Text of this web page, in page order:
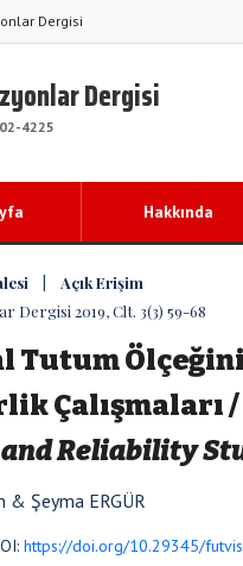
Dergisi
Dergisi
4225
Hakkında
| Açık Erişim
Dergisi 2019, Clt. 3(3) 59-68
Tutum
Çalışmaları /
Reliability
& Şeyma ERGÜR
https://doi.org/10.29345/